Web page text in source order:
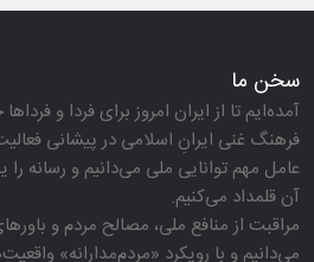
سخن ما
آمده‌ایم تا از ایران امروز برای فردا و
فرهنگ غنی ایرانِ اسلامی در پیشانی
عامل مهم توانایی ملی می‌دانیم و رسانه
آن قلمداد می‌كنیم.
مراقبت از منافع ملی، مصالح مردم و
می‌دانیم و با رویكرد «مردم‌مدارانه‌»